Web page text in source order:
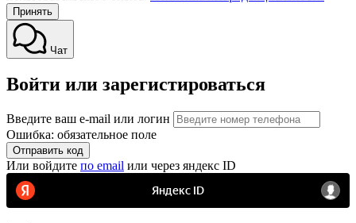
Принять
Чат
Войти или зарегистироваться
Введите ваш e-mail или логин
Ошибка: обязательное поле
Отправить код
Или войдите по email или через яндекс ID